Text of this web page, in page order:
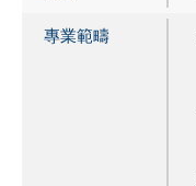
專業範疇